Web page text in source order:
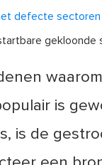
defecte sectoren
gekloonde
is
is de